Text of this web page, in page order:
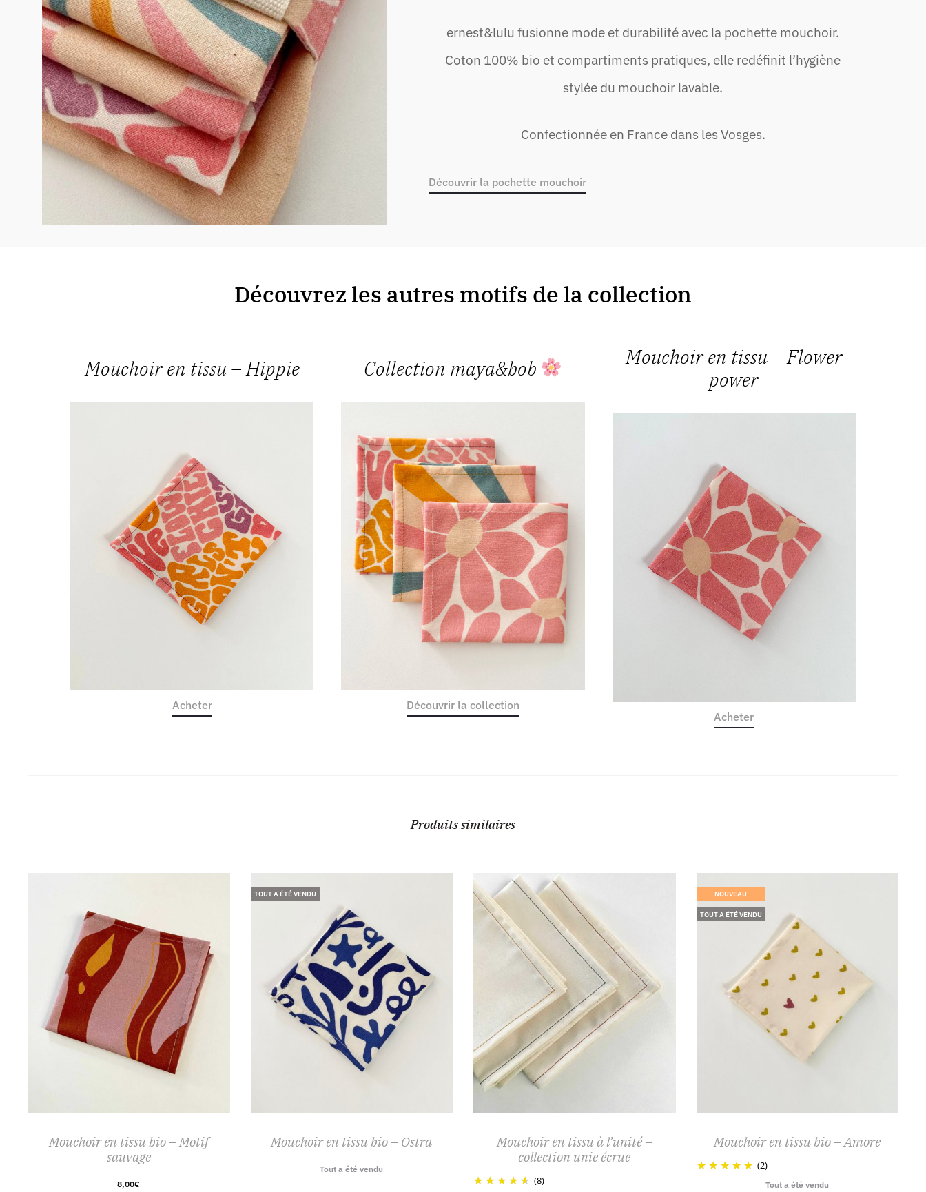
ernest&lulu fusionne mode et durabilité avec la pochette mouchoir.
Coton 100% bio et compartiments pratiques, elle redéfinit l’hygiène
stylée du mouchoir lavable.
Confectionnée en France dans les Vosges.
Découvrir la pochette mouchoir
Découvrez les autres motifs de la collection
Mouchoir en tissu – Hippie
Acheter
Collection maya&bob
Découvrir la collection
Mouchoir en tissu – Flower
power
Acheter
Produits similaires
Mouchoir en tissu bio – Motif
sauvage
8,00€
TOUT A ÉTÉ VENDU
Mouchoir en tissu bio – Ostra
Tout a été vendu
Mouchoir en tissu à l’unité –
collection unie écrue
(8)
NOUVEAU
TOUT A ÉTÉ VENDU
Mouchoir en tissu bio – Amore
(2)
Tout a été vendu